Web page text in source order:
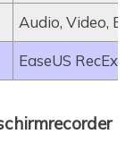
Audio, Video,
EaseUS